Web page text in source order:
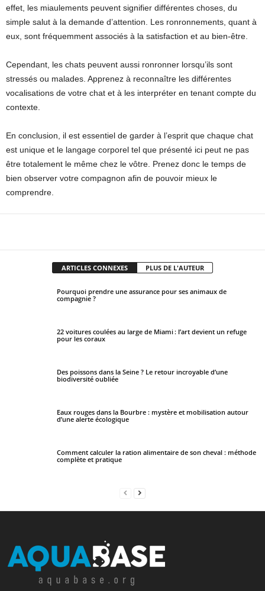
effet, les miaulements peuvent signifier différentes choses, du
simple salut à la demande d’attention. Les ronronnements, quant à
eux, sont fréquemment associés à la satisfaction et au bien-être.
Cependant, les chats peuvent aussi ronronner lorsqu’ils sont
stressés ou malades. Apprenez à reconnaître les différentes
vocalisations de votre chat et à les interpréter en tenant compte du
contexte.
En conclusion, il est essentiel de garder à l’esprit que chaque chat
est unique et le langage corporel tel que présenté ici peut ne pas
être totalement le même chez le vôtre. Prenez donc le temps de
bien observer votre compagnon afin de pouvoir mieux le
comprendre.
ARTICLES CONNEXES PLUS DE L'AUTEUR
Pourquoi prendre une assurance pour ses animaux de
compagnie ?
22 voitures coulées au large de Miami : l’art devient un refuge
pour les coraux
Des poissons dans la Seine ? Le retour incroyable d’une
biodiversité oubliée
Eaux rouges dans la Bourbre : mystère et mobilisation autour
d’une alerte écologique
Comment calculer la ration alimentaire de son cheval : méthode
complète et pratique